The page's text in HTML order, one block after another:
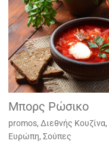
Μπορς Ρώσικο
promos, Διεθνής Κουζίνα,
Ευρώπη, Σούπες